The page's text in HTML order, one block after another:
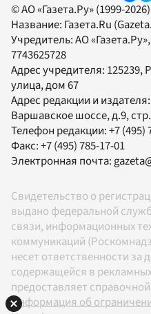
© АО «Газета.Ру» (1999-
Название: Газета.Ru
Учредитель:АО «Газета.Ру»
7743625728
Адрес учредителя: 125239,
улица, дом 67
Адрес редакции и издателя:
Варшавское шоссе, д.9,
Телефон редакции:+7 (495)
Факс:+7 (495) 785-17-01
Электронная почта:
Свидетельство о
выдано федеральной
связи, информационных
коммуникаций
несет ответственности
содержащейся в
предоставляет
Информация об